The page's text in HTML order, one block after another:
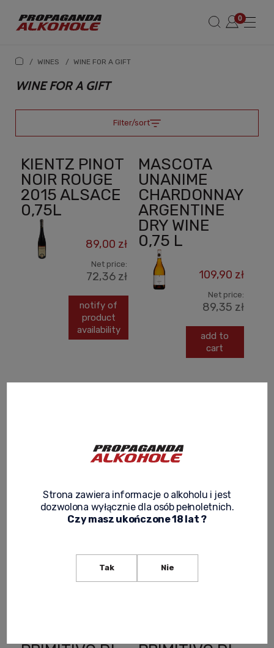
/ WINES / WINE FOR A GIFT
WINE FOR A GIFT
Filter/sort
KIENTZ PINOT
NOIR ROUGE
2015 ALSACE
0,75L
89,00 zł
Net price:
72,36 zł
notify of
product
availability
MASCOTA
UNANIME
CHARDONNAY
ARGENTINE
DRY WINE
0,75 L
109,90 zł
Net price:
89,35 zł
add to
cart
ARGENTINE
DRY WINE
109,90 zł
add to
WINE 0,75 L
Net price:
89,35 zł
Strona zawiera informacje o alkoholu i jest
dozwolona wyłącznie dla osób pełnoletnich.
Czy masz ukończone 18 lat ?
Tak Nie